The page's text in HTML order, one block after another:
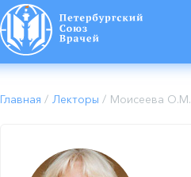
Главная / Лекторы / Моисеева О.М.